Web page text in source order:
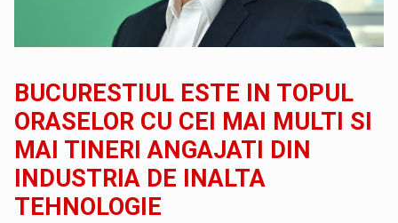
BUCURESTIUL ESTE IN TOPUL
ORASELOR CU CEI MAI MULTI SI
MAI TINERI ANGAJATI DIN
INDUSTRIA DE INALTA
TEHNOLOGIE